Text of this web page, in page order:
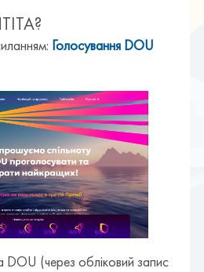
Голосування DOU
DOU (через обліковий запис